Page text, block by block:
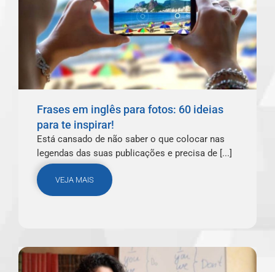
Frases em inglês para fotos: 60 ideias
para te inspirar!
Está cansado de não saber o que colocar nas
legendas das suas publicações e precisa de [...]
VEJA MAIS